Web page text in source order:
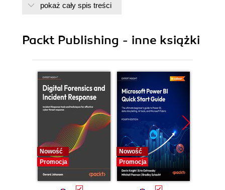
8. Advanced Ansible Topics
11. Troubleshooting and Testing Strategies
pokaż cały spis treści
Packt Publishing - inne książki
Nowość
Promocja
Nowość
Promocja